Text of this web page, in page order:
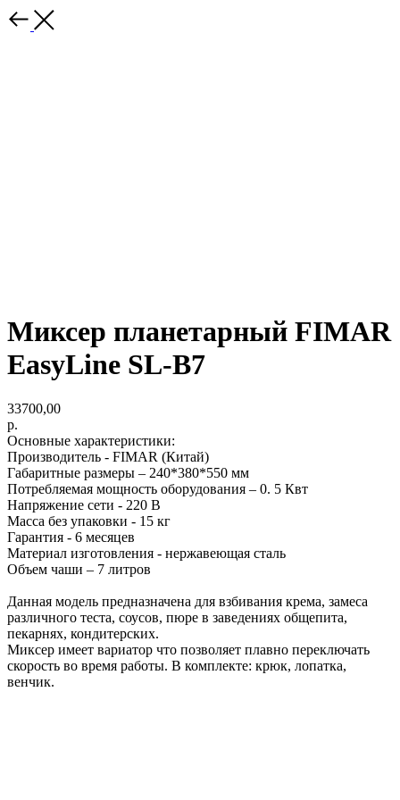
Миксер планетарный FIMAR
EasyLine SL-B7
33700,00
р.
Основные характеристики:
Производитель - FIMAR (Китай)
Габаритные размеры – 240*380*550 мм
Потребляемая мощность оборудования – 0. 5 Квт
Напряжение сети - 220 В
Масса без упаковки - 15 кг
Гарантия - 6 месяцев
Материал изготовления - нержавеющая сталь
Объем чаши – 7 литров
Данная модель предназначена для взбивания крема, замеса
различного теста, соусов, пюре в заведениях общепита,
пекарнях, кондитерских.
Миксер имеет вариатор что позволяет плавно переключать
скорость во время работы. В комплекте: крюк, лопатка,
венчик.